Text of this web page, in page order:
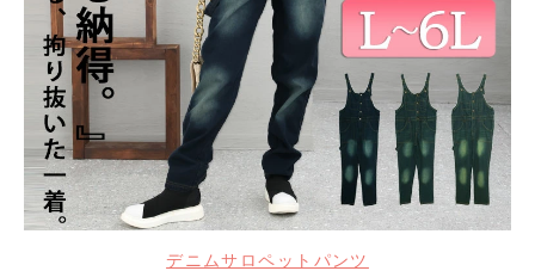
デニムサロペットパンツ